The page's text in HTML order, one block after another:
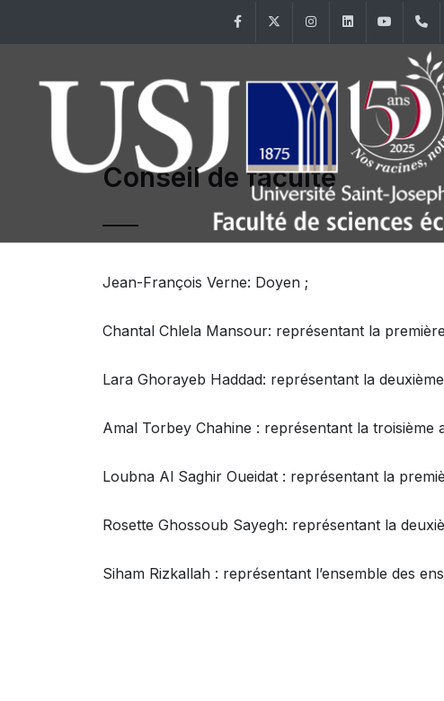
FacebookTwitter InstagramLinkedIn
Conseil de faculté
Jean-François Verne: Doyen ;
Chantal Chlela Mansour: représentant la
Lara Ghorayeb Haddad: représentant la
Amal Torbey Chahine : représentant la troisième
Loubna Al Saghir Oueidat : représentant la
Rosette Ghossoub Sayegh: représentant la
Siham Rizkallah : représentant l’ensemble des